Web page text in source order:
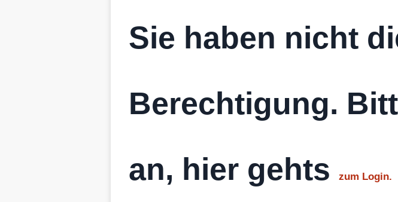
Sie haben nicht
Berechtigung.
an, hier gehts
zum Login.